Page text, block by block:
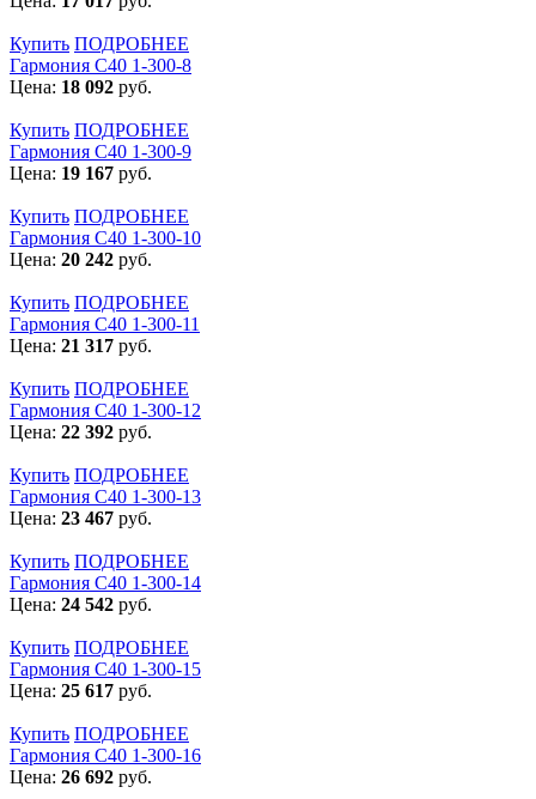
Купить ПОДРОБНЕЕ
Гармония С40 1-300-8
Цена: 18 092 руб.
Купить ПОДРОБНЕЕ
Гармония С40 1-300-9
Цена: 19 167 руб.
Купить ПОДРОБНЕЕ
Гармония С40 1-300-10
Цена: 20 242 руб.
Купить ПОДРОБНЕЕ
Гармония С40 1-300-11
Цена: 21 317 руб.
Купить ПОДРОБНЕЕ
Гармония С40 1-300-12
Цена: 22 392 руб.
Купить ПОДРОБНЕЕ
Гармония С40 1-300-13
Цена: 23 467 руб.
Купить ПОДРОБНЕЕ
Гармония С40 1-300-14
Цена: 24 542 руб.
Купить ПОДРОБНЕЕ
Гармония С40 1-300-15
Цена: 25 617 руб.
Купить ПОДРОБНЕЕ
Гармония С40 1-300-16
Цена: 26 692 руб.